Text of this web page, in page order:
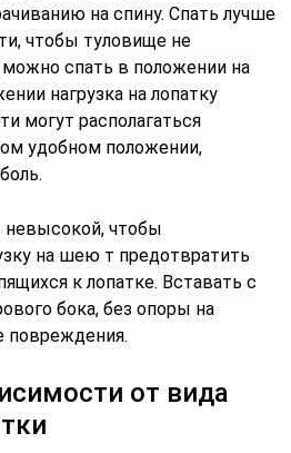
на спину. Спать лучше
чтобы туловище не
спать в положении на
нагрузка на лопатку
могут располагаться
удобном положении,
чтобы
на шею т предотвратить
к лопатке. Вставать с
бока, без опоры на
повреждения.
от вида